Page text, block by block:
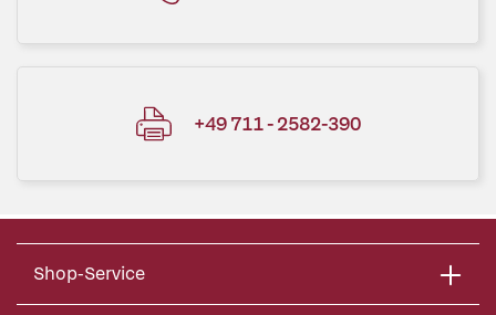
+49 711 - 2582-390
Shop-Service